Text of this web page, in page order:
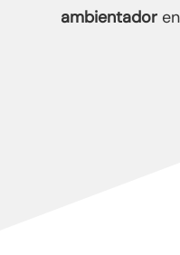
ambientador